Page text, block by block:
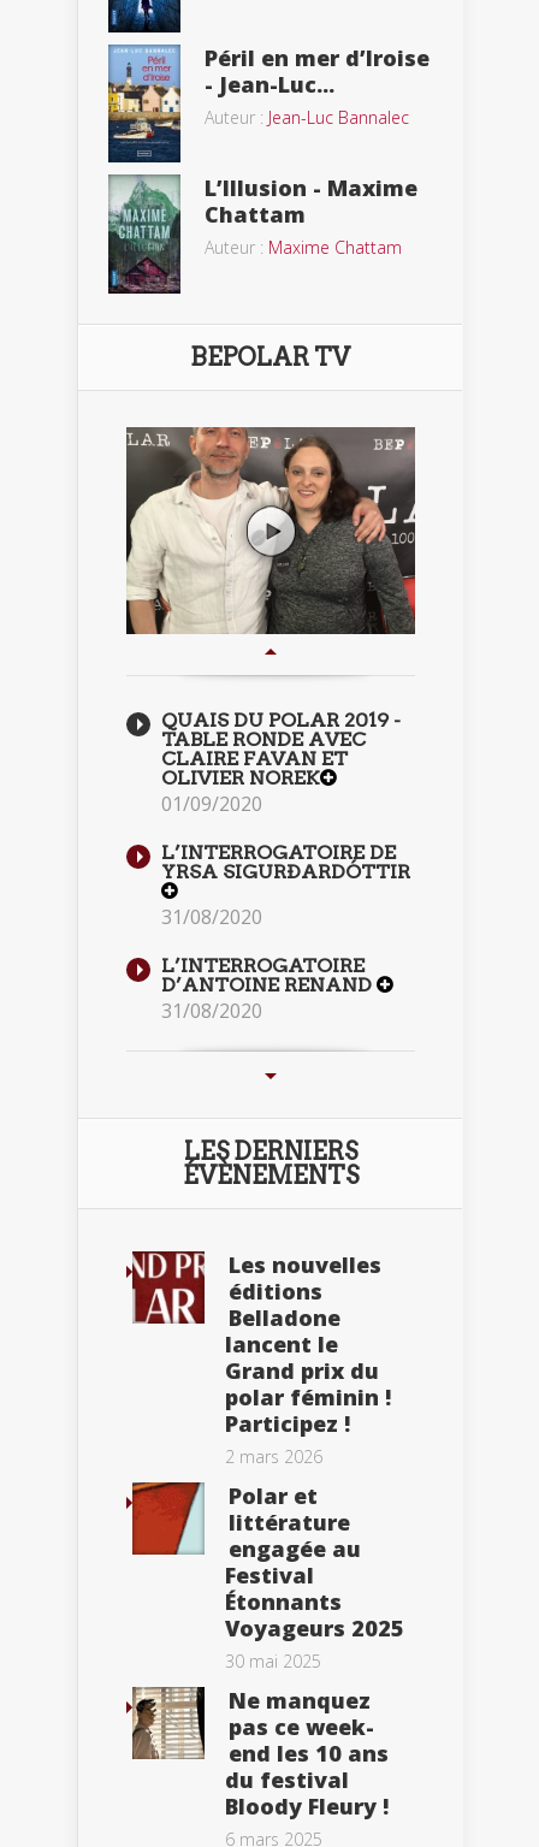
Péril en mer d’Iroise
- Jean-Luc...
Auteur : Jean-Luc Bannalec
L’Illusion - Maxime
Chattam
Auteur : Maxime Chattam
BEPOLAR TV
QUAIS DU POLAR 2019 -
TABLE RONDE AVEC
CLAIRE FAVAN ET
OLIVIER NOREK
01/09/2020
L’INTERROGATOIRE DE
YRSA SIGURÐARDÓTTIR
31/08/2020
L’INTERROGATOIRE
D’ANTOINE RENAND
31/08/2020
LES DERNIERS
ÉVÈNEMENTS
Les nouvelles
éditions
Belladone
lancent le
Grand prix du
polar féminin !
Participez !
2 mars 2026
Polar et
littérature
engagée au
Festival
Étonnants
Voyageurs 2025
30 mai 2025
Ne manquez
pas ce week-
end les 10 ans
du festival
Bloody Fleury !
6 mars 2025